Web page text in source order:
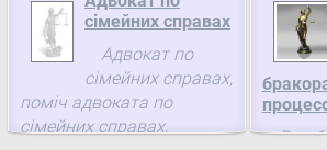
сімейних справах
Адвокат по
сімейних справах,
поміч адвоката по
сімейних справах,
между
В